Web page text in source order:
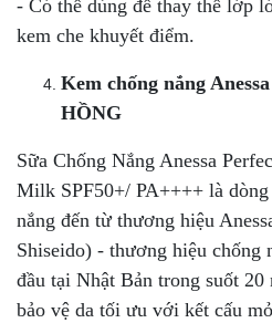
- Có thể dùng để thay thế lớp
kem che khuyết điểm.
Kem chống nắng
HỒNG
Sữa Chống Nắng Anessa
Milk SPF50+/ PA++++ là dòng
nắng đến từ thương hiệu
Shiseido) - thương hiệu chống
đầu tại Nhật Bản trong suốt
bảo vệ da tối ưu với kết cấu